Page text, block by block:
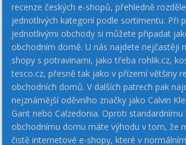
recenze českých e-shopů, přehledně
jednotlivých kategorií podle sortimentu. Při
jednotlivými obchody si můžete připadat
obchodním domě. U nás najdete nejčastěji
shopy s potravinami, jako třeba rohlik.cz,
tesco.cz, přesně tak jako v přízemí většiny
obchodních domů. V dalších patrech pak
nejznámější oděvního značky jako Calvin
Gant nebo Calzedonia. Oproti
obchodnímu domu máte výhodu v tom, že
čistě internetové e-shopy, které v